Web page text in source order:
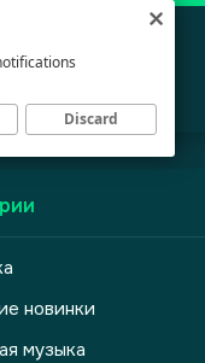
новинки
музыка
Discard